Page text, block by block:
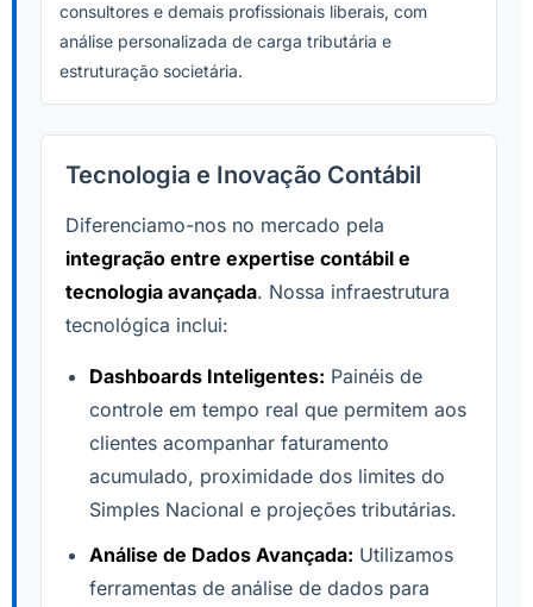
consultores e demais profissionais liberais, com
análise personalizada de carga tributária e
estruturação societária.
Tecnologia e Inovação Contábil
Diferenciamo-nos no mercado pela
integração entre expertise contábil e
tecnologia avançada. Nossa infraestrutura
tecnológica inclui:
Dashboards Inteligentes: Painéis de
controle em tempo real que permitem aos
clientes acompanhar faturamento
acumulado, proximidade dos limites do
Simples Nacional e projeções tributárias.
Análise de Dados Avançada: Utilizamos
ferramentas de análise de dados para